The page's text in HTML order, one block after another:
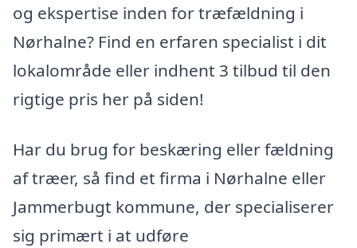
og ekspertise inden for træfældning i
Nørhalne? Find en erfaren specialist i dit
lokalområde eller indhent 3 tilbud til den
rigtige pris her på siden!
Har du brug for beskæring eller fældning
af træer, så find et firma i Nørhalne eller
Jammerbugt kommune, der specialiserer
sig primært i at udføre